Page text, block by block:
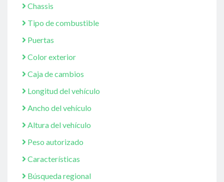
Chassis
Tipo de combustible
Puertas
Color exterior
Caja de cambios
Longitud del vehículo
Ancho del vehículo
Altura del vehículo
Peso autorizado
Características
Búsqueda regional